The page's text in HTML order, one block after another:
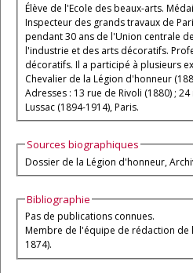
Élève de l'Ecole des beaux-arts.
Inspecteur des grands travaux de
pendant 30 ans de l'Union centrale
l'industrie et des arts décoratifs.
décoratifs. Il a participé à plusieurs
Chevalier de la Légion d'honneur
Adresses : 13 rue de Rivoli (1880) ;
Lussac (1894-1914), Paris.
Sources biographiques
Dossier de la Légion d'honneur,
Bibliographie
Pas de publications connues.
Membre de l'équipe de rédaction de
1874).